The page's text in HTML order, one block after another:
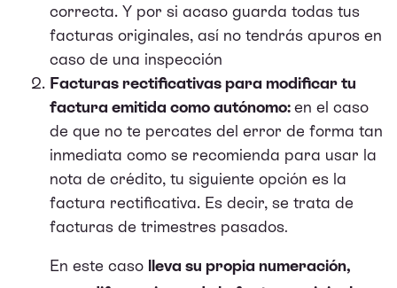
correcta. Y por si acaso guarda todas tus
facturas originales, así no tendrás apuros en
caso de una inspección
Facturas rectificativas para modificar tu
factura emitida como autónomo:en el caso
de que no te percates del error de forma tan
inmediata como se recomienda para usar la
nota de crédito, tu siguiente opción es la
factura rectificativa. Es decir, se trata de
facturas de trimestres pasados.
En este caso lleva su propia numeración,